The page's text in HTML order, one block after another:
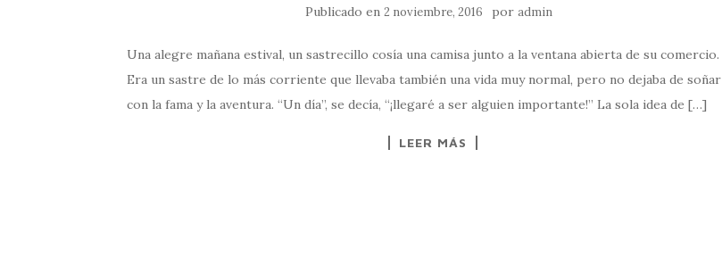
Publicado en 2 noviembre, 2016 por admin
Una alegre mañana estival, un sastrecillo cosía una camisa junto a la ventana abierta de su comercio.
Era un sastre de lo más corriente que llevaba también una vida muy normal, pero no dejaba de soñar
con la fama y la aventura. “Un día”, se decía, “¡llegaré a ser alguien importante!” La sola idea de […]
LEER MÁS